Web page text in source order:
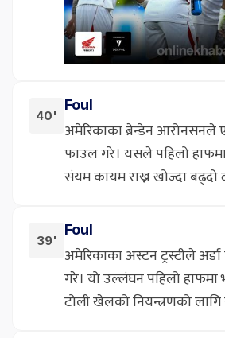
40'
Foul
अमेरिकाका ब्रेन्डेन आरोनसनले
फाउल गरे। यसले पहिलो
संयम कायम राख्न खोज्दा बढ्दो
39'
Foul
अमेरिकाका अस्टन ट्रस्टीले
गरे। यो उल्लंघन पहिलो
टोली खेलको नियन्त्रणको